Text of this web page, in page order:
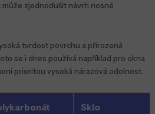
může zjednodušit návrh nosné
tvrdost povrchu a přirozená
se i dnes používá například pro okna
prioritou vysoká nárazová odolnost.
Sklo